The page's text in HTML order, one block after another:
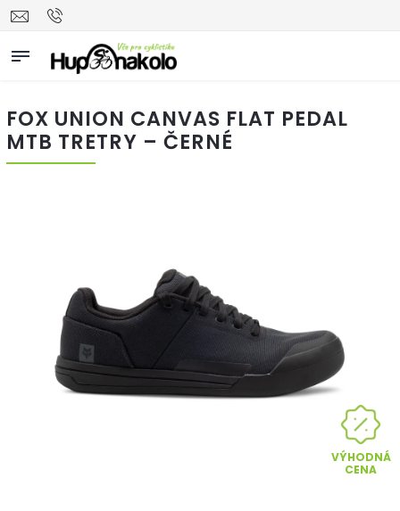
FOX UNION CANVAS FLAT PEDAL
MTB TRETRY – ČERNÉ
VÝHODNÁ
CENA